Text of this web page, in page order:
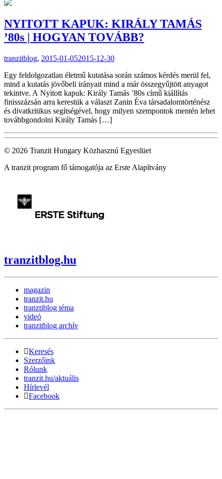
NYITOTT KAPUK: KIRÁLY TAMÁS
’80s | HOGYAN TOVÁBB?
tranzitblog, 2015-01-052015-12-30
Egy feldolgozatlan életmű kutatása során számos kérdés merül fel,
mind a kutatás jövőbeli irányait mind a már összegyűjtött anyagot
tekintve. A Nyitott kapuk: Király Tamás ’80s című kiállítás
finisszázsán arra kerestük a választ Zanin Éva társadalomtörténész
és divatkritikus segítségével, hogy milyen szempontok mentén lehet
továbbgondolni Király Tamás […]
© 2026 Tranzit Hungary Közhasznú Egyeslüet
A tranzit program fő támogatója az Erste Alapítvány
tranzitblog.hu
magazin
tranzit.hu
tranztiblog téma
videó
tranzitblog archív
Keresés
Szerzőink
Rólunk
tranzit.hu/aktuális
Hírlevél
Facebook